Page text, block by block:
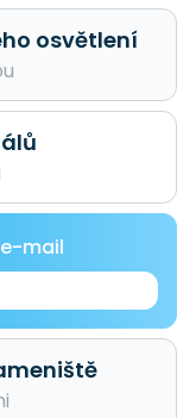
osvětlení
mail